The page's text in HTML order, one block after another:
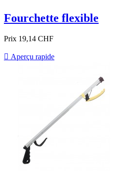
Fourchette flexible
Prix 19,14 CHF
 Aperçu rapide